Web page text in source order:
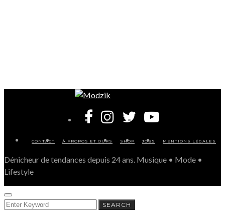
CONTACT À PROPOS ET OURS SHOP JOBS MENTIONS LÉGALES
Dénicheur de tendances depuis 24 ans. Musique • Mode •
Lifestyle
SEARCH
FOR:
SEARCH